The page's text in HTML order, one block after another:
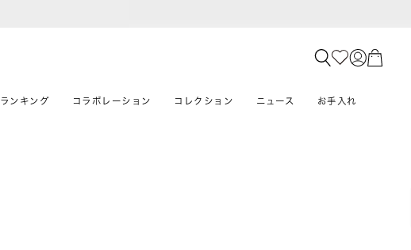
ランキング コラボレーション コレクション ニュース お手入れ